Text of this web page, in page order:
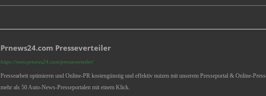
Prnews24.com Presseverteiler
https://www.prnews24.com/presseverteiler/
Pressearbeit optimieren und Online-PR kostengünstig und effektiv nutzen mit unserem Presseportal & Online-
mehr als 50 Auto-News-Presseportalen mit einem Klick.